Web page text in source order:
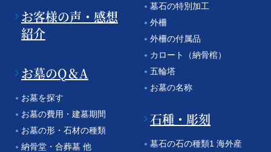
お客様の声・感想
紹介
お墓のQ＆A
お墓を探す
お墓の費用・建墓期間
お墓の形・石材の種類
納骨堂・合葬墓 他
墓石の特別加工
外柵
外柵の付属品
カロート（納骨棺）
五輪塔
お墓の名称
石種・彫刻
墓石の石の種類1 海外産